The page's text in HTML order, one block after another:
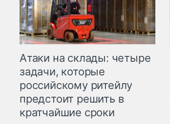
Атаки на склады: четыре
задачи, которые
российскому ритейлу
предстоит решить в
кратчайшие сроки